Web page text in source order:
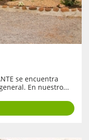
se encuentra
En nuestro...